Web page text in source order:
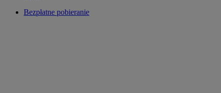
Bezpłatne pobieranie